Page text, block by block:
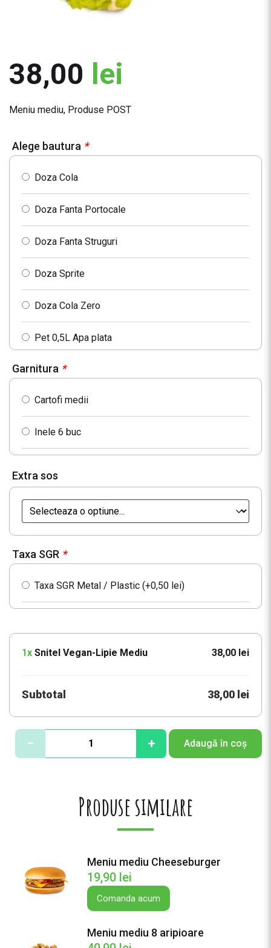
38,00 lei
Meniu mediu, Produse POST
Alege bautura *
Doza Cola
Doza Fanta Portocale
Doza Fanta Struguri
Doza Sprite
Doza Cola Zero
Pet 0,5L Apa plata
Pet 0,5L Apa minerala
Garnitura *
Cartofi medii
Inele 6 buc
Extra sos
Taxa SGR *
Taxa SGR Metal / Plastic (+0,50 lei)
1x Snitel Vegan-Lipie Mediu 38,00 lei
Subtotal 38,00 lei
C
− + Adaugă în coș
Produse similare
Meniu mediu Cheeseburger
19,90 lei
Comanda acum
Meniu mediu 8 aripioare